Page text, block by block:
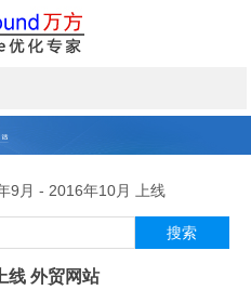
9月 - 2016年10月 上线
线 外贸网站